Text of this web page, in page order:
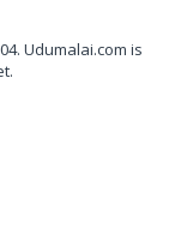
Udumalai.com is